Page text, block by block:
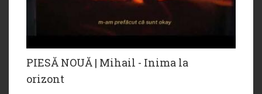
PIESĂ NOUĂ | Mihail - Inima la
orizont